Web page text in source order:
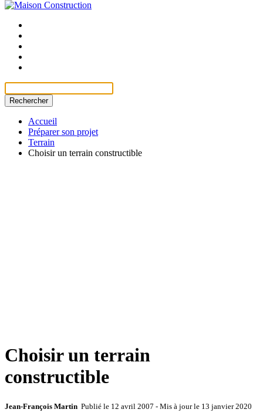
Rechercher
Accueil
Préparer son projet
Terrain
Choisir un terrain constructible
Choisir un terrain
constructible
Jean-François Martin Publié le 12 avril 2007 - Mis à jour le 13 janvier 2020